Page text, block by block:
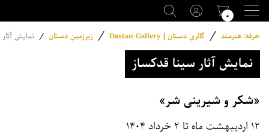
۰
حرفه: هنرمند / گالری دستان | Dastan Gallery / زیرزمین دستان / نمایش
نمایش آثار سینا قدکساز
«شکر و شیرینی شر»
۱۲ اردیبهشت ماه تا ۲ خرداد ۱۴۰۴